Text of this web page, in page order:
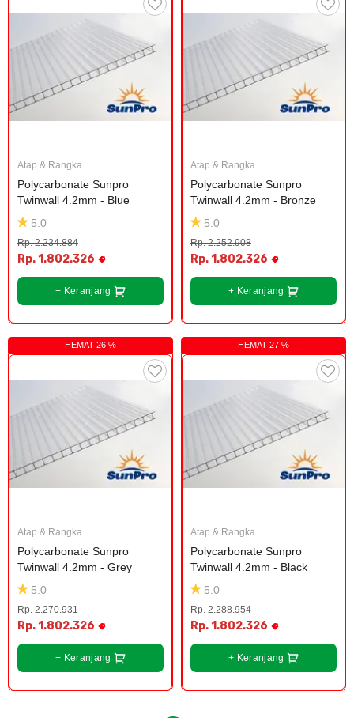
Atap & Rangka
Polycarbonate Sunpro
Twinwall 4.2mm - Blue
5.0
Rp. 2.234.884
Rp. 1.802.326
+ Keranjang
Atap & Rangka
Polycarbonate Sunpro
Twinwall 4.2mm - Bronze
5.0
Rp. 2.252.908
Rp. 1.802.326
+ Keranjang
HEMAT 26 %
Atap & Rangka
Polycarbonate Sunpro
Twinwall 4.2mm - Grey
5.0
Rp. 2.270.931
Rp. 1.802.326
+ Keranjang
HEMAT 27 %
Atap & Rangka
Polycarbonate Sunpro
Twinwall 4.2mm - Black
5.0
Rp. 2.288.954
Rp. 1.802.326
+ Keranjang